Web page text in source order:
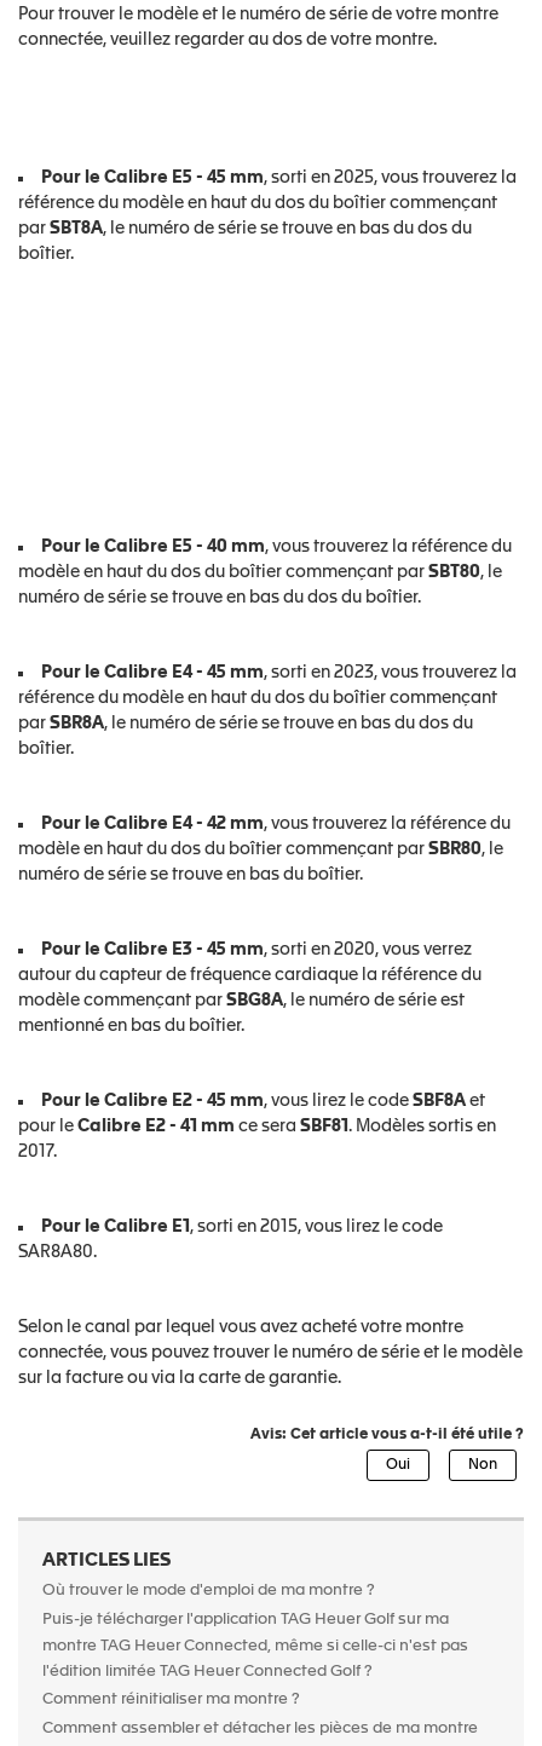
Pour trouver le modèle et le numéro de série de votre montre
connectée, veuillez regarder au dos de votre montre.
Pour le Calibre E5 - 45 mm, sorti en 2025, vous trouverez la
référence du modèle en haut du dos du boîtier commençant
par SBT8A, le numéro de série se trouve en bas du dos du
boîtier.
Pour le Calibre E5 - 40 mm, vous trouverez la référence du
modèle en haut du dos du boîtier commençant par SBT80, le
numéro de série se trouve en bas du dos du boîtier.
Pour le Calibre E4 - 45 mm, sorti en 2023, vous trouverez la
référence du modèle en haut du dos du boîtier commençant
par SBR8A, le numéro de série se trouve en bas du dos du
boîtier.
Pour le Calibre E4 - 42 mm, vous trouverez la référence du
modèle en haut du dos du boîtier commençant par SBR80, le
numéro de série se trouve en bas du boîtier.
Pour le Calibre E3 - 45 mm, sorti en 2020, vous verrez
autour du capteur de fréquence cardiaque la référence du
modèle commençant par SBG8A, le numéro de série est
mentionné en bas du boîtier.
Pour le Calibre E2 - 45 mm, vous lirez le code SBF8A et
pour le Calibre E2 - 41 mm ce sera SBF81 . Modèles sortis en
2017.
Pour le Calibre E1 , sorti en 2015, vous lirez le code
SAR8A80.
Selon le canal par lequel vous avez acheté votre montre
connectée, vous pouvez trouver le numéro de série et le modèle
sur la facture ou via la carte de garantie.
Avis: Cet article vous a-t-il été utile ?
ARTICLES LIES
Où trouver le mode d'emploi de ma montre ?
Puis-je télécharger l'application TAG Heuer Golf sur ma
montre TAG Heuer Connected, même si celle-ci n'est pas
l'édition limitée TAG Heuer Connected Golf ?
Comment réinitialiser ma montre ?
Comment assembler et détacher les pièces de ma montre